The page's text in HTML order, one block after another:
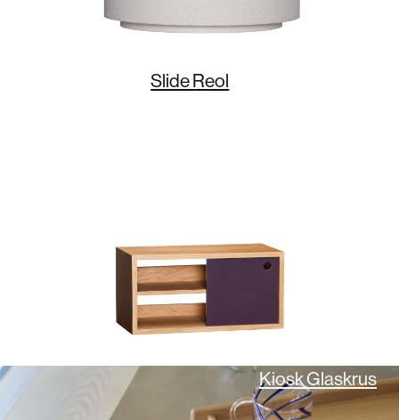
Slide Reol
Kiosk Glaskrus